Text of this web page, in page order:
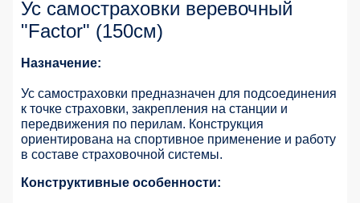
Ус самостраховки веревочный
"Factor" (150см)
Назначение:
Ус самостраховки предназначен для подсоединения
к точке страховки, закрепления на станции и
передвижения по перилам. Конструкция
ориентирована на спортивное применение и работу
в составе страховочной системы.
Конструктивные особенности: